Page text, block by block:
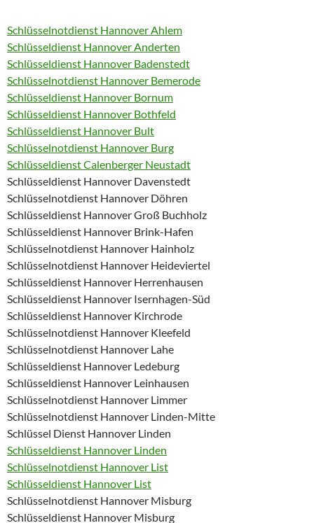
Schlüsselnotdienst Hannover Ahlem
Schlüsseldienst Hannover Anderten
Schlüsseldienst Hannover Badenstedt
Schlüsselnotdienst Hannover Bemerode
Schlüsseldienst Hannover Bornum
Schlüsseldienst Hannover Bothfeld
Schlüsseldienst Hannover Bult
Schlüsselnotdienst Hannover Burg
Schlüsseldienst Calenberger Neustadt
Schlüsseldienst Hannover Davenstedt
Schlüsselnotdienst Hannover Döhren
Schlüsseldienst Hannover Groß Buchholz
Schlüsseldienst Hannover Brink-Hafen
Schlüsselnotdienst Hannover Hainholz
Schlüsselnotdienst Hannover Heideviertel
Schlüsseldienst Hannover Herrenhausen
Schlüsseldienst Hannover Isernhagen-Süd
Schlüsseldienst Hannover Kirchrode
Schlüsselnotdienst Hannover Kleefeld
Schlüsselnotdienst Hannover Lahe
Schlüsseldienst Hannover Ledeburg
Schlüsseldienst Hannover Leinhausen
Schlüsselnotdienst Hannover Limmer
Schlüsselnotdienst Hannover Linden-Mitte
Schlüssel Dienst Hannover Linden
Schlüsseldienst Hannover Linden
Schlüsselnotdienst Hannover List
Schlüsseldienst Hannover List
Schlüsselnotdienst Hannover Misburg
Schlüsseldienst Hannover Misburg